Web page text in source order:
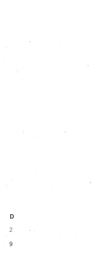
D
2
9